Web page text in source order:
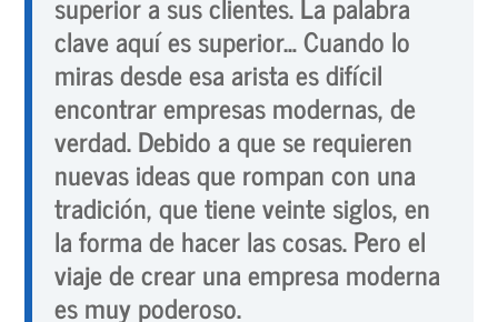
clave aquí es superior… Cuando lo
miras desde esa arista es difícil
encontrar empresas modernas, de
verdad. Debido a que se requieren
nuevas ideas que rompan con una
tradición, que tiene veinte siglos, en
la forma de hacer las cosas. Pero el
viaje de crear una empresa moderna
es muy poderoso.